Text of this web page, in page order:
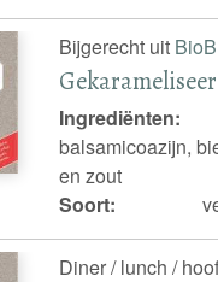
Bijgerecht uit
Ingrediënten:
balsamicoazijn,
en zout
Soort:
Diner / lunch /